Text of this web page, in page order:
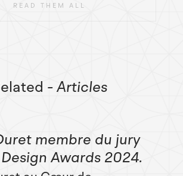
READ THEM ALL
- Articles
membre du jury
Awards 2024